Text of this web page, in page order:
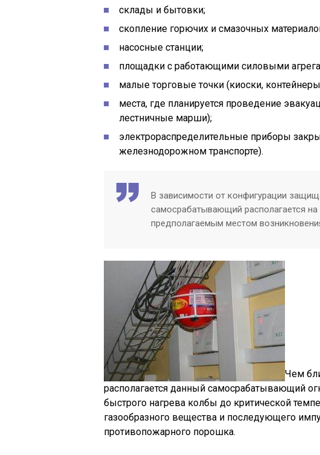
склады и бытовки;
скопление горючих и смазочных
насосные станции;
площадки с работающими силовыми
малые торговые точки (киоски,
места, где планируется проведение
лестничные марши);
электрораспределительные приборы
железнодорожном транспорте).
В зависимости от конфигурации
самосрабатывающий располагается
предполагаемым местом
Чем
располагается данный самосрабатывающий
быстрого нагрева колбы до критической
газообразного вещества и последующего
противопожарного порошка.